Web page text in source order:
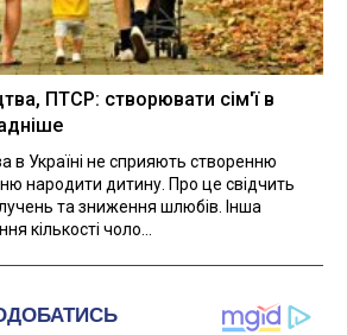
ПТСР: створювати сім'ї в
в Україні не сприяють створенню
народити дитину. Про це свідчить
та зниження шлюбів. Інша
кількості чоло...